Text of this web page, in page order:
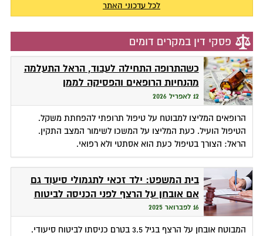
לכל עדכוני האתר
פסקי דין במקרים דומים
כשהתרופה התחילה לעבוד, הראל התעלמה
מהנחיות הרופאים והפסיקה לממן
12 לאפריל 2026
הרופאים המליצו למבוטח על טיפול תרופתי להפחתת משקל.
הטיפול הועיל. כעת המליצו על המשכו לשימור המצב התקין.
הראל: הצורך בטיפול כעת הוא אסתטי ולא רפואי.
בית המשפט: ילד זכאי לתגמולי סיעוד גם
אם אובחן על הרצף לפני הכניסה לביטוח
16 לפברואר 2025
המבוטח אובחן על הרצף בגיל 3.5 בטרם כניסתו לביטוח סיעודי.